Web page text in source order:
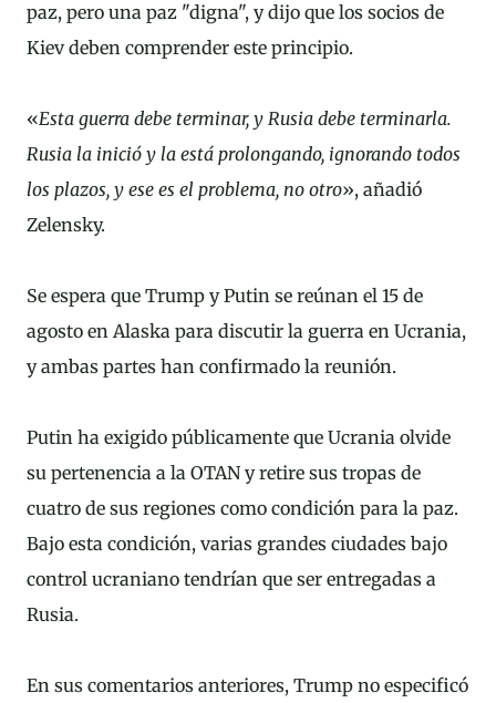
paz, pero una paz "digna", y dijo que los socios de
Kiev deben comprender este principio.
«Esta guerra debe terminar, y Rusia debe terminarla.
Rusia la inició y la está prolongando, ignorando todos
los plazos, y ese es el problema, no otro», añadió
Zelensky.
Se espera que Trump y Putin se reúnan el 15 de
agosto en Alaska para discutir la guerra en Ucrania,
y ambas partes han confirmado la reunión.
Putin ha exigido públicamente que Ucrania olvide
su pertenencia a la OTAN y retire sus tropas de
cuatro de sus regiones como condición para la paz.
Bajo esta condición, varias grandes ciudades bajo
control ucraniano tendrían que ser entregadas a
Rusia.
En sus comentarios anteriores, Trump no especificó